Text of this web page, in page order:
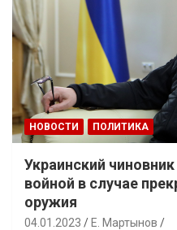
НОВОСТИ ПОЛИТИКА
Украинский
войной в случае
оружия
04.01.2023 Е. Мартынов